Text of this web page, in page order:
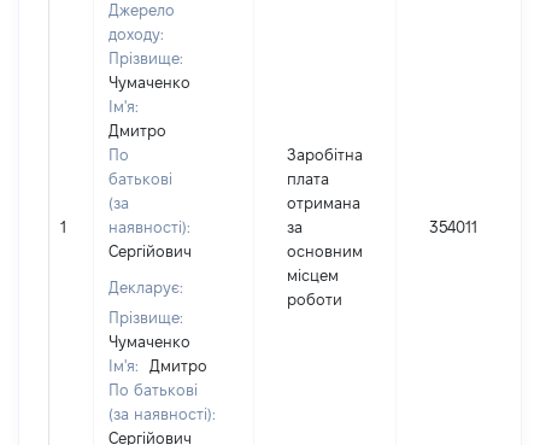
1
Джерело
доходу:
Прізвище:
Чумаченко
Ім'я:
Дмитро
По
батькові
(за
наявності):
Сергійович
Декларує:
Прізвище:
Чумаченко
Ім'я:
Дмитро
По батькові
(за наявності):
Сергійович
Заробітна
плата
отримана
за
основним
місцем
роботи
354011